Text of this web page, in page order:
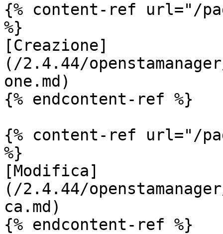
{% content-ref url="/
%}
[Creazione]
(/2.4.44/
one.md)
{% endcontent-ref %}
{% content-ref url="/
%}
[Modifica]
(/2.4.44/
ca.md)
{% endcontent-ref %}